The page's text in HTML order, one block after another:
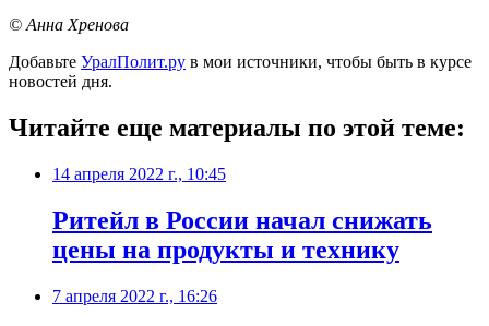
© Анна Хренова
Добавьте УралПолит.ру в мои источники, чтобы быть в курсе
новостей дня.
Читайте еще материалы по этой теме:
14 апреля 2022 г., 10:45
Ритейл в России начал снижать
цены на продукты и технику
7 апреля 2022 г., 16:26